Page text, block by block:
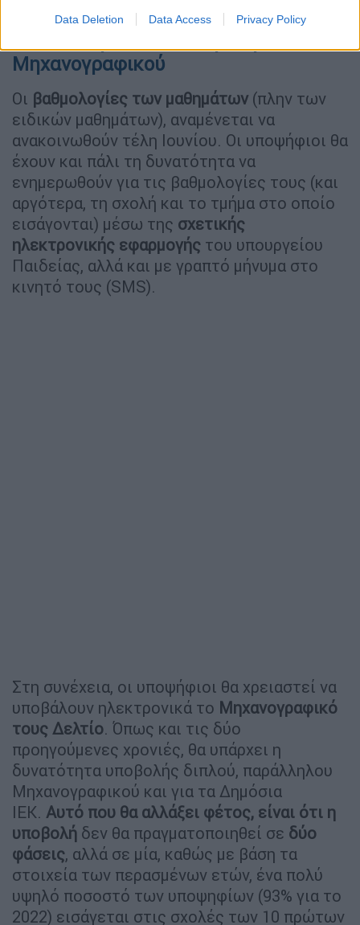
Data Deletion Data Access Privacy Policy
Μηχανογραφικού
Οι βαθμολογίες των μαθημάτων (πλην των
ειδικών μαθημάτων), αναμένεται να
ανακοινωθούν τέλη Ιουνίου. Οι υποψήφιοι θα
έχουν και πάλι τη δυνατότητα να
ενημερωθούν για τις βαθμολογίες τους (και
αργότερα, τη σχολή και το τμήμα στο οποίο
εισάγονται) μέσω της σχετικής
ηλεκτρονικής εφαρμογής του υπουργείου
Παιδείας, αλλά και με γραπτό μήνυμα στο
κινητό τους (SMS).
Στη συνέχεια, οι υποψήφιοι θα χρειαστεί να
υποβάλουν ηλεκτρονικά το Μηχανογραφικό
τους Δελτίο. Όπως και τις δύο
προηγούμενες χρονιές, θα υπάρχει η
δυνατότητα υποβολής διπλού, παράλληλου
Μηχανογραφικού και για τα Δημόσια
ΙΕΚ. Αυτό που θα αλλάξει φέτος, είναι ότι η
υποβολή δεν θα πραγματοποιηθεί σε δύο
φάσεις, αλλά σε μία, καθώς με βάση τα
στοιχεία των περασμένων ετών, ένα πολύ
υψηλό ποσοστό των υποψηφίων (93% για το
2022) εισάγεται στις σχολές των 10 πρώτων